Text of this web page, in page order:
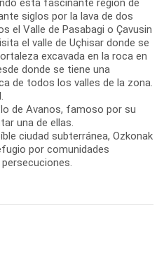
siglos por la lava de dos
el Valle de Pasabagi o Çavusin
el valle de Uçhisar donde se
excavada en la roca en
donde se tiene una
de todos los valles de la zona.
de Avanos, famoso por su
una de ellas.
ciudad subterránea, Ozkonak
por comunidades